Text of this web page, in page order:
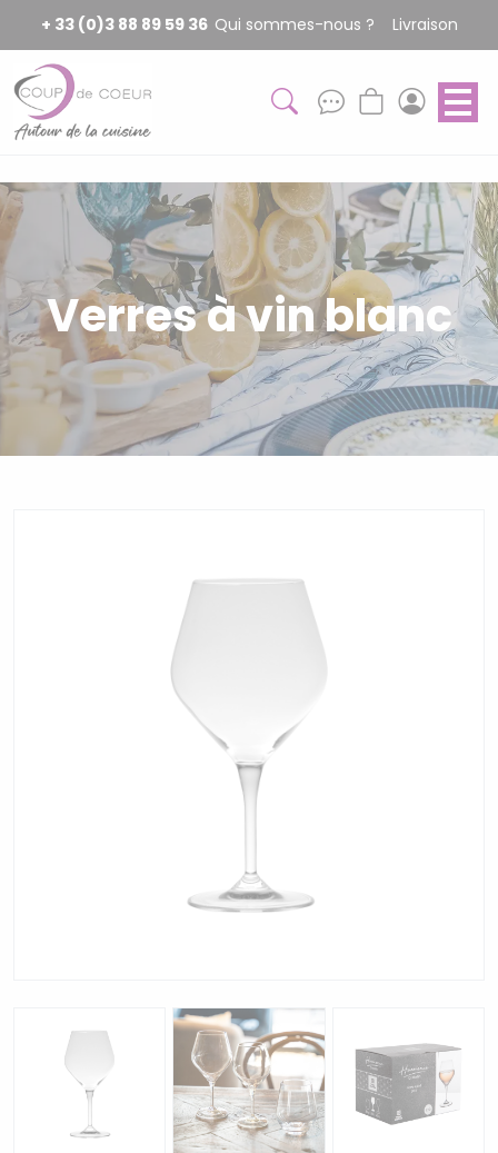
+ 33 (0)3 88 89 59 36 Qui sommes-nous ? Livraison
Verres à vin blanc
Panneau de gestion des cookies